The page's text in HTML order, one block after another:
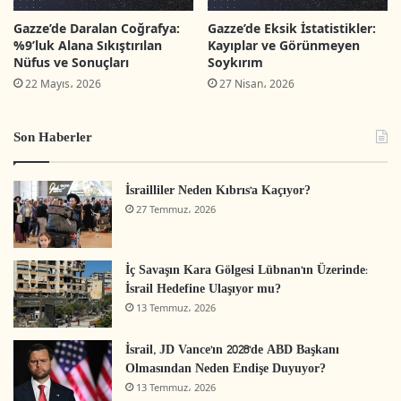
önce, Batı Şeria ve Gazze’deki iş gücünün
%17’sinin[1]İsrail’de ve işgal altındaki
topraklarda bulunan İsrail yerleşim birimlerinde
ekonomisinin gelir sağlamada ve birçok ailenin
yaşam standartlarını iyileştirmede büyük ölçüde
İsrail pazarına bağımlı olduğu görülmektedir. Bu
da mevcut ekonomik ilişkinin yapısal doğasını
ortaya koymaktadır. Dolayısıyla, Filistinli işçilerin
iş fırsatlarına erişiminin kısıtlanması veya
tamamen engellenmesi, ciddi ekonomik ve
toplumsal sonuçlara yol açmaktadır. Bu sonuçlar
şu şekilde özetlenebilir:
Gazze’de Daralan Coğrafya:
%9’luk Alana Sıkıştırılan
Nüfus ve Sonuçları
22 Mayıs، 2026
Gazze’de Eksik İstatistikler:
Kayıplar ve Görünmeyen
Soykırım
27 Nisan، 2026
Son Haberler
İsrailliler Neden Kıbrıs’a Kaçıyor?
27 Temmuz، 2026
İç Savaşın Kara Gölgesi Lübnan’ın Üzerinde:
İsrail Hedefine Ulaşıyor mu?
13 Temmuz، 2026
İsrail, JD Vance’ın 2028’de ABD Başkanı
Olmasından Neden Endişe Duyuyor?
13 Temmuz، 2026